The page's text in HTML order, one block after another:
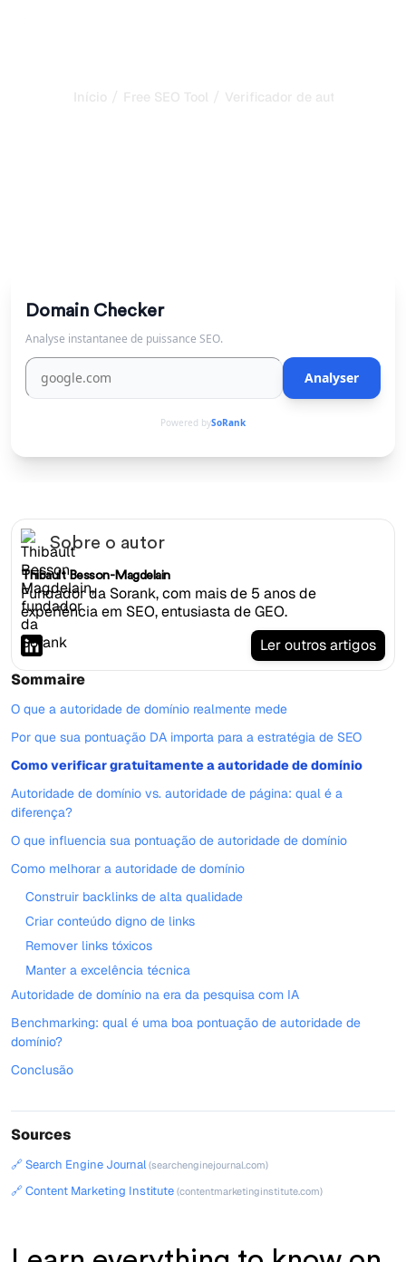
Início / Free SEO Tool / Verificador de autoridade de
Domain Checker
Analyse instantanee de puissance SEO.
Analyser
Powered bySoRank
Sobre o autor
Thibault Besson-Magdelain
Fundador da Sorank, com mais de 5 anos de
experiência em SEO, entusiasta de GEO.
Ler outros artigos
Sommaire
O que a autoridade de domínio realmente mede
Por que sua pontuação DA importa para a estratégia de SEO
Como verificar gratuitamente a autoridade de domínio
Autoridade de domínio vs. autoridade de página: qual é a
diferença?
O que influencia sua pontuação de autoridade de domínio
Como melhorar a autoridade de domínio
Construir backlinks de alta qualidade
Criar conteúdo digno de links
Remover links tóxicos
Manter a excelência técnica
Autoridade de domínio na era da pesquisa com IA
Benchmarking: qual é uma boa pontuação de autoridade de
domínio?
Conclusão
Sources
🔗 Search Engine Journal(searchenginejournal.com)
🔗 Content Marketing Institute (contentmarketinginstitute.com)